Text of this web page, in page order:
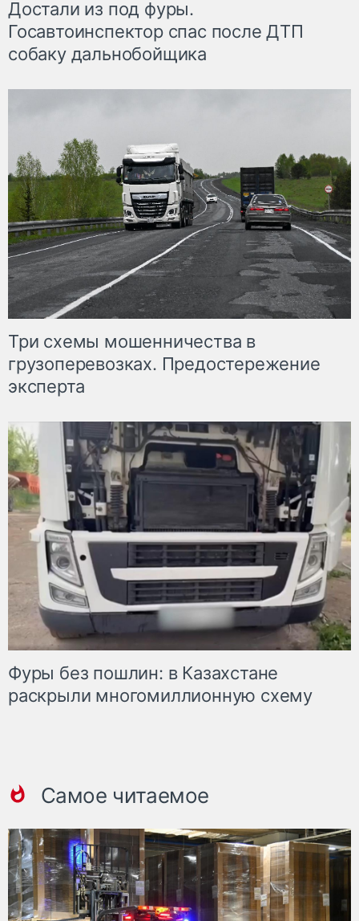
Достали из под фуры.
Госавтоинспектор спас после ДТП
собаку дальнобойщика
Три схемы мошенничества в
грузоперевозках. Предостережение
эксперта
Фуры без пошлин: в Казахстане
раскрыли многомиллионную схему
Самое читаемое